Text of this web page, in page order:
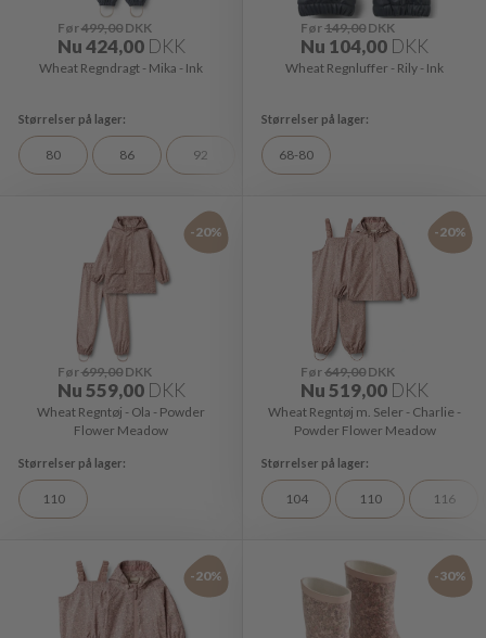
Før499,00DKK
Nu424,00 DKK
Wheat Regndragt - Mika - Ink
80 86 92
Før149,00 DKK
Nu 104,00 DKK
Wheat Regnluffer - Rily - Ink
68-80
-20%
Før699,00DKK
Nu559,00 DKK
Wheat Regntøj - Ola - Powder
Flower Meadow
110
-20%
Før649,00 DKK
Nu519,00 DKK
Wheat Regntøj m. Seler - Charlie -
Powder Flower Meadow
104 110 116
-20% -30%